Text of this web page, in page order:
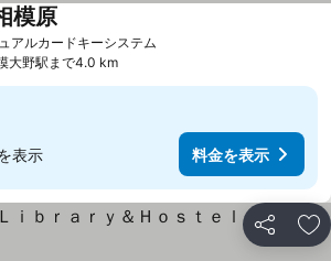
アルカードキーシステム
模原
大野駅まで4.0 km
表示 料金を表示
シェア お